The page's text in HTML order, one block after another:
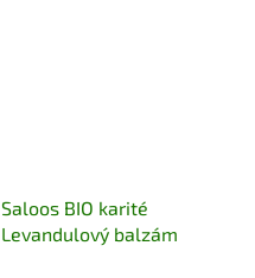
Saloos BIO karité
Levandulový balzám